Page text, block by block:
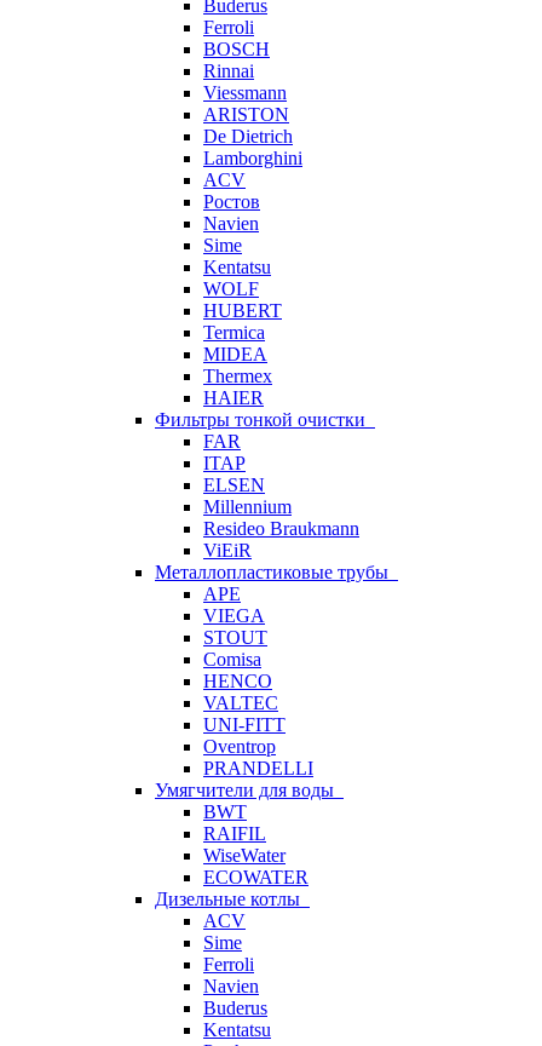
Buderus
Ferroli
BOSCH
Rinnai
Viessmann
ARISTON
De Dietrich
Lamborghini
ACV
Ростов
Navien
Sime
Kentatsu
WOLF
HUBERT
Termica
MIDEA
Thermex
HAIER
Фильтры тонкой очистки
FAR
ITAP
ELSEN
Millennium
Resideo Braukmann
ViEiR
Металлопластиковые трубы
APE
VIEGA
STOUT
Comisa
HENCO
VALTEC
UNI-FITT
Oventrop
PRANDELLI
Умягчители для воды
BWT
RAIFIL
WiseWater
ECOWATER
Дизельные котлы
ACV
Sime
Ferroli
Navien
Buderus
Kentatsu